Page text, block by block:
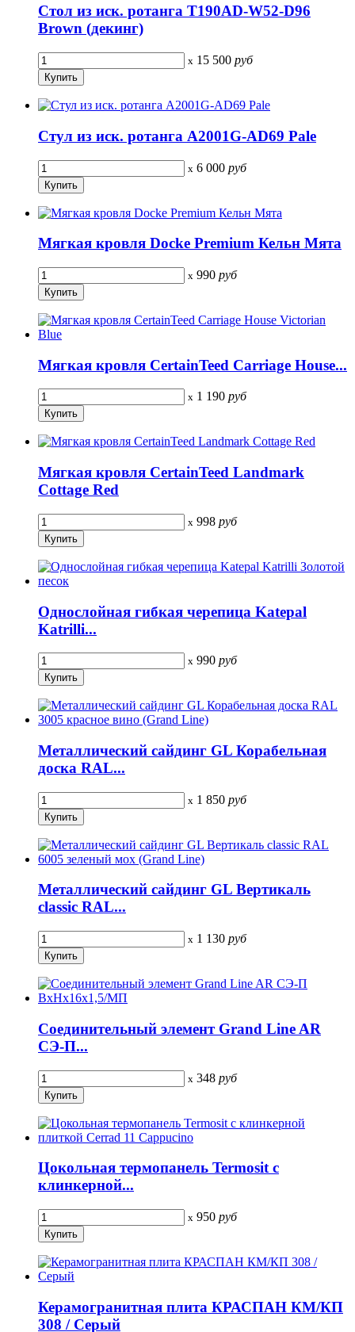
Стол из иск. ротанга T190AD-W52-D96
Brown (декинг)
x 15 500 руб
Стул из иск. ротанга А2001G-AD69 Pale
x 6 000 руб
Мягкая кровля Docke Premium Кельн Мята
x 990 руб
Мягкая кровля CertainTeed Carriage House...
x 1 190 руб
Мягкая кровля CertainTeed Landmark
Cottage Red
x 998 руб
Однослойная гибкая черепица Katepal
Katrilli...
x 990 руб
Металлический сайдинг GL Корабельная
доска RAL...
x 1 850 руб
Металлический сайдинг GL Вертикаль
classic RAL...
x 1 130 руб
Соединительный элемент Grand Line AR
СЭ-П...
x 348 руб
Цокольная термопанель Termosit с
клинкерной...
x 950 руб
Керамогранитная плита КРАСПАН КМ/КП
308 / Серый